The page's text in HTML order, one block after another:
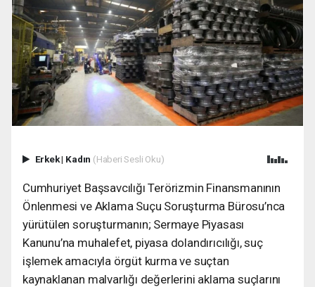
Erkek| Kadın (Haberi Sesli Oku)
Cumhuriyet Başsavcılığı Terörizmin Finansmanının
Önlenmesi ve Aklama Suçu Soruşturma Bürosu’nca
yürütülen soruşturmanın; Sermaye Piyasası
Kanunu’na muhalefet, piyasa dolandırıcılığı, suç
işlemek amacıyla örgüt kurma ve suçtan
kaynaklanan malvarlığı değerlerini aklama suçlarını